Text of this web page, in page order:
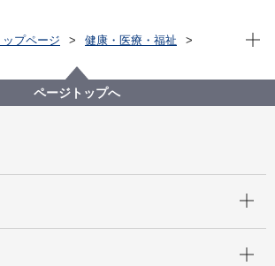
プページ
健康・医療・福祉
護職員 採用情報
プン・ホスピタル（脳卒中・神経脊椎センタ
現在
ページトップへ